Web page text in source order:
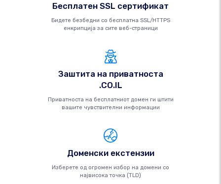
Бесплатен SSL сертификат
Бидете безбедни со бесплатна SSL/HTTPS
енкрипција за сите веб-страници
Заштита на приватноста
.CO.IL
Приватноста на бесплатниот домен ги штити
вашите чувствителни информации
Доменски екстензии
Изберете од огромен избор на домени со
највисока точка (TLD)